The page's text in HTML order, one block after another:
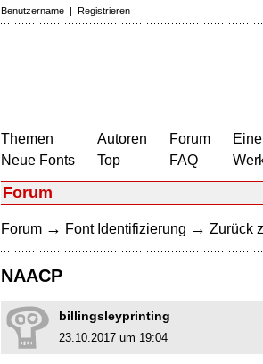
Benutzername | Registrieren
Themen
Neue Fonts
Autoren
Top
Forum
FAQ
Forum
Forum → Font Identifizierung → Zurück
NAACP
billingsleyprinting
23.10.2017 um 19:04